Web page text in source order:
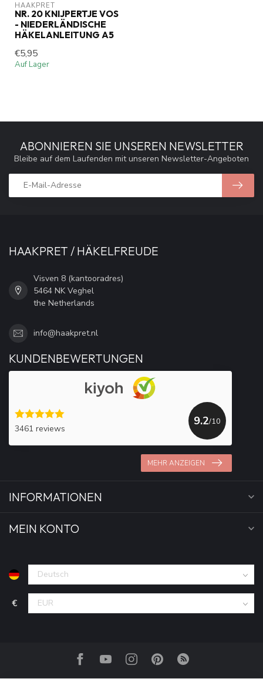
HAAKPRET
NR. 20 KNIJPERTJE VOS
- NIEDERLÄNDISCHE
HÄKELANLEITUNG A5
€5,95
Auf Lager
ABONNIEREN SIE UNSEREN NEWSLETTER
Bleibe auf dem Laufenden mit unseren Newsletter-Angeboten
HAAKPRET / HÄKELFREUDE
Visven 8 (kantooradres)
5464 NK Veghel
the Netherlands
info@haakpret.nl
KUNDENBEWERTUNGEN
3461 reviews
9.2/10
MEHR ANZEIGEN
INFORMATIONEN
MEIN KONTO
€